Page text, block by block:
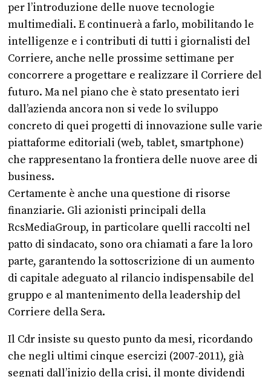
per l’introduzione delle nuove tecnologie
multimediali. E continuerà a farlo, mobilitando le
intelligenze e i contributi di tutti i giornalisti del
Corriere, anche nelle prossime settimane per
concorrere a progettare e realizzare il Corriere del
futuro. Ma nel piano che è stato presentato ieri
dall’azienda ancora non si vede lo sviluppo
concreto di quei progetti di innovazione sulle varie
piattaforme editoriali (web, tablet, smartphone)
che rappresentano la frontiera delle nuove aree di
business.
Certamente è anche una questione di risorse
finanziarie. Gli azionisti principali della
RcsMediaGroup, in particolare quelli raccolti nel
patto di sindacato, sono ora chiamati a fare la loro
parte, garantendo la sottoscrizione di un aumento
di capitale adeguato al rilancio indispensabile del
gruppo e al mantenimento della leadership del
Corriere della Sera.
Il Cdr insiste su questo punto da mesi, ricordando
che negli ultimi cinque esercizi (2007-2011), già
segnati dall’inizio della crisi, il monte dividendi